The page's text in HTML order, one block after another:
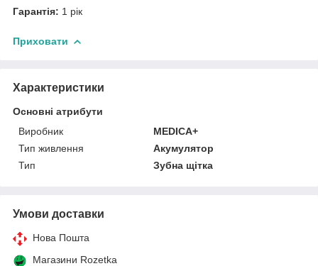
Гарантія: 1 рік
Приховати
Характеристики
Основні атрибути
Виробник
MEDICA+
Тип живлення
Акумулятор
Тип
Зубна щітка
Умови доставки
Нова Пошта
Магазини Rozetka